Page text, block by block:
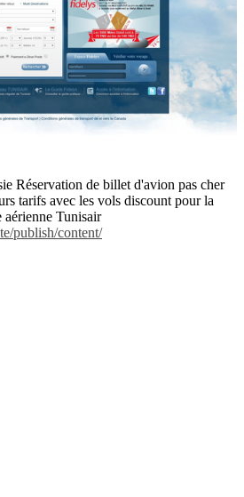
Réservation de billet d'avion pas cher
tarifs avec les vols discount pour la
aérienne Tunisair
publish/content/